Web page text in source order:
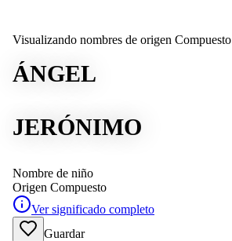
Visualizando nombres de origen Compuesto
ÁNGEL
JERÓNIMO
Nombre de niño
Origen Compuesto
Ver significado completo
Guardar